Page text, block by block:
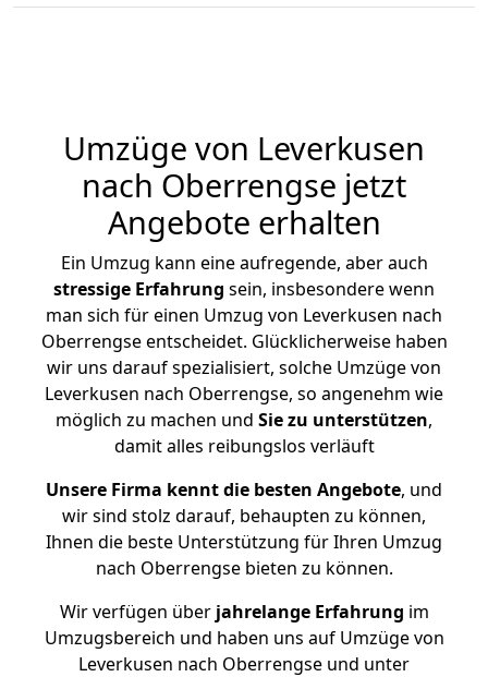
Umzüge von Leverkusen
nach Oberrengse jetzt
Angebote erhalten
Ein Umzug kann eine aufregende, aber auch
stressige Erfahrung sein, insbesondere wenn
man sich für einen Umzug von Leverkusen nach
Oberrengse entscheidet. Glücklicherweise haben
wir uns darauf spezialisiert, solche Umzüge von
Leverkusen nach Oberrengse, so angenehm wie
möglich zu machen und Sie zu unterstützen,
damit alles reibungslos verläuft
Unsere Firma kennt die besten Angebote, und
wir sind stolz darauf, behaupten zu können,
Ihnen die beste Unterstützung für Ihren Umzug
nach Oberrengse bieten zu können.
Wir verfügen überjahrelange Erfahrung im
Umzugsbereich und haben uns auf Umzüge von
Leverkusen nach Oberrengse und unter